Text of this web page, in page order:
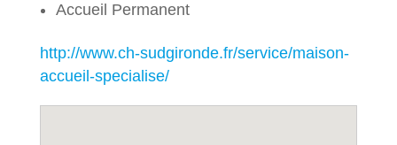
Accueil Permanent
http://www.ch-sudgironde.fr/service/maison-
accueil-specialise/